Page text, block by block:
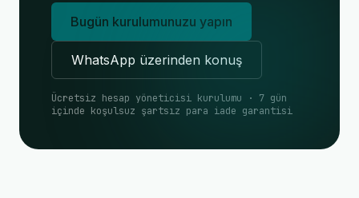
Bugün kurulumunuzu yapın
WhatsApp üzerinden konuş
Ücretsiz hesap yöneticisi kurulumu · 7 gün
içinde koşulsuz şartsız para iade garantisi